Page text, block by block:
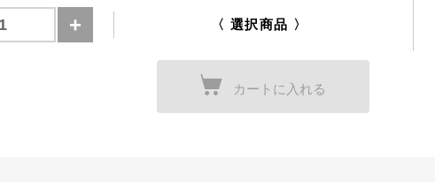
〈 選択商品 〉
カートに入れる